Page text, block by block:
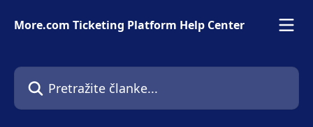
More.com Ticketing Platform Help Center
Pretražite članke...